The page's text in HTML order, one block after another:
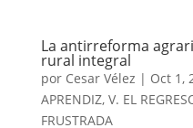
La antirreforma
rural integral
por Cesar Vélez | Oct 1,
APRENDIZ, V. EL
FRUSTRADA